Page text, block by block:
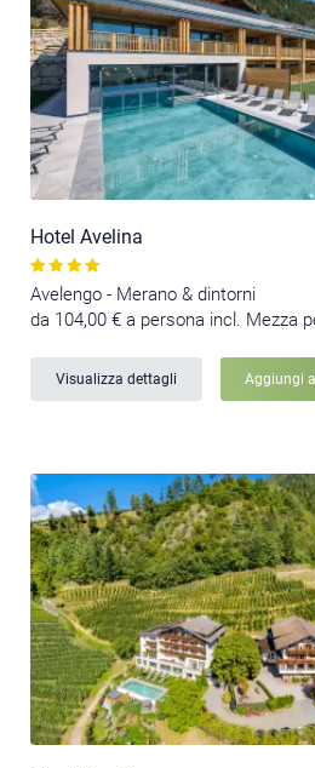
Hotel Avelina
Avelengo - Merano & dintorni
da 104,00 € a persona incl. Mezza
Visualizza dettagli Aggiungi